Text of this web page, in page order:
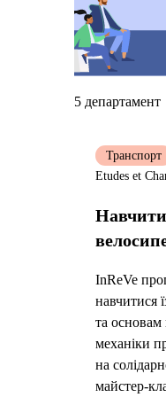
5 департамент
InReVe
навчитися
та основам
механіки
на
майстер-
Транспорт
Etudes et